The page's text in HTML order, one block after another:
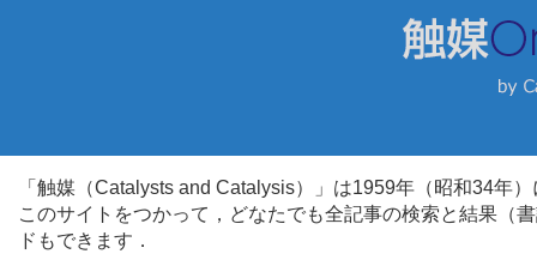
「触媒（Catalysts and Catalysis）」は1959年（昭和34年
このサイトをつかって，どなたでも全記事の検索と結果（
ドもできます．